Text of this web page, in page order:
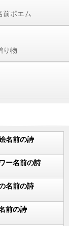
前ポエム
り物
名前の詩
ー名前の詩
名前の詩
前の詩